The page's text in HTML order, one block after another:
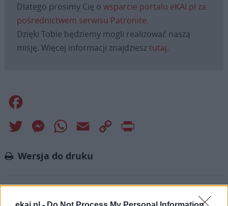
Dlatego prosimy Cię o wsparcie portalu eKAI.pl za
pośrednictwem serwisu Patronite.
Dzięki Tobie będziemy mogli realizować naszą
misję. Więcej informacji znajdziesztutaj.
Twitter MessengerWhatsApp
Email
Copy
Wersja do druku